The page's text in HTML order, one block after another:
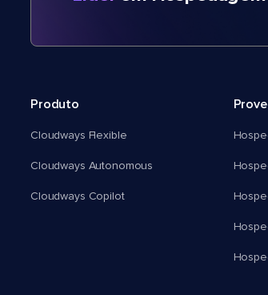
Produto
Cloudways Flexible
Cloudways Autonomous
Cloudways Copilot